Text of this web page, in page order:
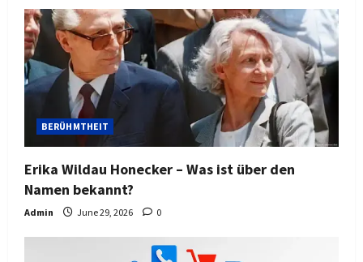
BERÜHMTHEIT
Erika Wildau Honecker – Was ist über den
Namen bekannt?
Admin June 29, 2026 0